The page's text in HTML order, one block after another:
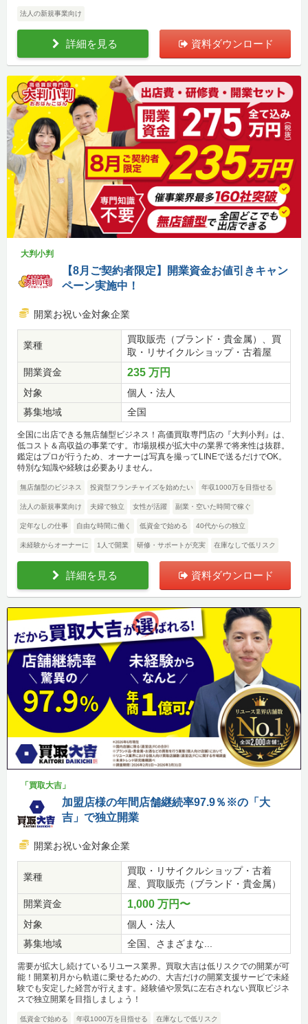
法人の新規事業向け
詳細を見る 資料ダウンロード
大判小判
【8月ご契約者限定】開業資金お値引きキャン
ペーン実施中！
開業お祝い金対象企業
業種
買取販売（ブランド・貴金属）、買
取・リサイクルショップ・古着屋
開業資金
235 万円
対象
個人・法人
募集地域
全国
全国に出店できる無店舗型ビジネス！高価買取専門店の『大判小判』は、
低コスト＆高収益の事業です。市場規模が拡大中の業界で将来性は抜群。
鑑定はプロが行うため、オーナーは写真を撮ってLINEで送るだけでOK。
特別な知識や経験は必要ありません。
無店舗型のビジネス 投資型フランチャイズを始めたい 年収1000万を目指せる
法人の新規事業向け 夫婦で独立 女性が活躍 副業・空いた時間で稼ぐ
定年なしの仕事 自由な時間に働く 低資金で始める 40代からの独立
未経験からオーナーに 1人で開業 研修・サポートが充実 在庫なしで低リスク
詳細を見る 資料ダウンロード
「買取大吉」
加盟店様の年間店舗継続率97.9％※の「大
吉」で独立開業
開業お祝い金対象企業
業種
買取・リサイクルショップ・古着
屋、買取販売（ブランド・貴金属）
開業資金
1,000 万円〜
対象
個人・法人
募集地域
全国、さまざまな...
需要が拡大し続けているリユース業界。買取大吉は低リスクでの開業が可
能！開業初月から軌道に乗せるための、大吉だけの開業支援サービで未経
験でも安定した経営が行えます。経験値や景気に左右されない買取ビジネ
スで独立開業を目指しましょう！
低資金で始める 年収1000万を目指せる 在庫なしで低リスク